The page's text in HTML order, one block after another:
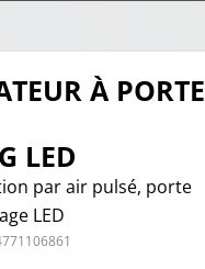
À PORTE
LED
par air pulsé, porte
LED